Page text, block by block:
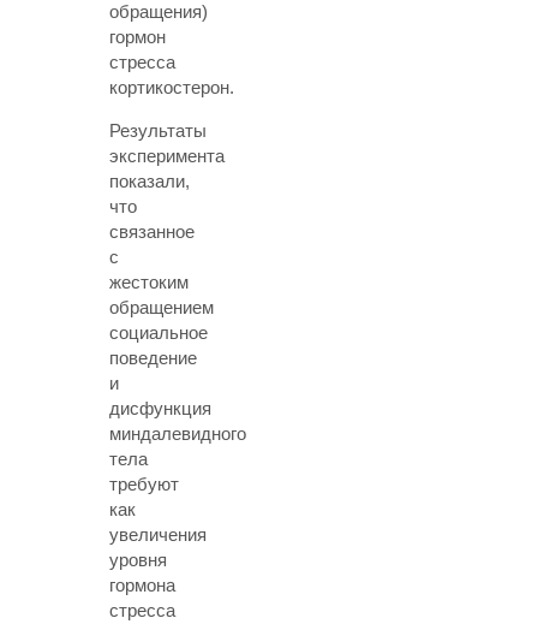
обращения)
гормон
стресса
кортикостерон.
Результаты
эксперимента
показали,
что
связанное
с
жестоким
обращением
социальное
поведение
и
дисфункция
миндалевидного
тела
требуют
как
увеличения
уровня
гормона
стресса